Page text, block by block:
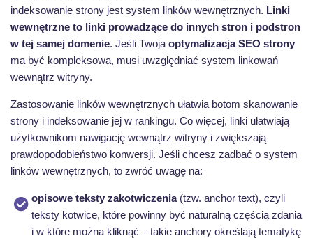
indeksowanie strony jest system linków wewnętrznych. Linki
wewnętrzne to linki prowadzące do innych stron i podstron
w tej samej domenie. Jeśli Twoja optymalizacja SEO strony
ma być kompleksowa, musi uwzględniać system linkowań
wewnątrz witryny.
Zastosowanie linków wewnętrznych ułatwia botom skanowanie
strony i indeksowanie jej w rankingu. Co więcej, linki ułatwiają
użytkownikom nawigację wewnątrz witryny i zwiększają
prawdopodobieństwo konwersji. Jeśli chcesz zadbać o system
linków wewnętrznych, to zwróć uwagę na:
opisowe teksty zakotwiczenia(tzw. anchor text), czyli
teksty kotwice, które powinny być naturalną częścią zdania
i w które można kliknąć – takie anchory określają tematykę